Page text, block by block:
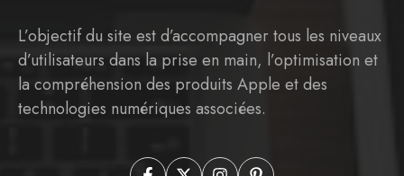
L’objectif du site est d’accompagner tous les niveaux
d’utilisateurs dans la prise en main, l’optimisation et
la compréhension des produits Apple et des
technologies numériques associées.